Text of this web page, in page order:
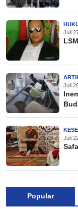
Juli
Juli
Juli
Popular